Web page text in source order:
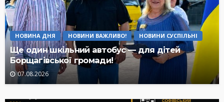
НОВИНА ДНЯ НОВИНИ ВАЖЛИВО! НОВИНИ СУСПІЛЬНІ
Ще один шкільний автобус — для дітей
Борщагівської громади!
07.08.2026